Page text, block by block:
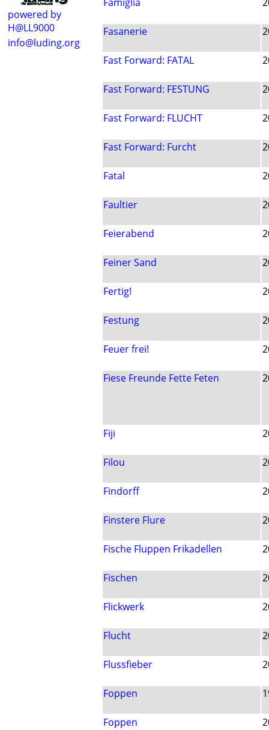
powered by
H@LL9000
info@luding.org
Fasanerie
Fast Forward: FATAL
Fast Forward: FESTUNG
Fast Forward: FLUCHT
Fast Forward: Furcht
Fatal
Faultier
Feierabend
Feiner Sand
Fertig!
Festung
Feuer frei!
Fiese Freunde Fette Feten
Fiji
Filou
Findorff
Finstere Flure
Fische Fluppen Frikadellen
Fischen
Flickwerk
Flucht
Flussfieber
Foppen
Foppen